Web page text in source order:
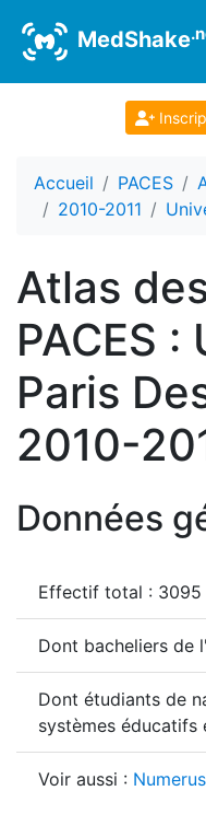
MedShake
Accueil PACES
2010-2011
Atlas
PACES
Paris
2010-
Données
Effectif total : 3095
Dont bacheliers de
Dont étudiants de
systèmes éducatifs
Voir aussi :